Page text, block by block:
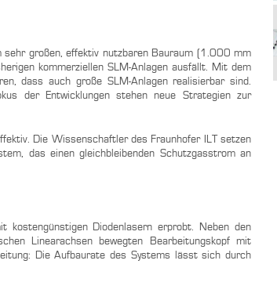
sehr großen, effektiv nutzbaren Bauraum (1.000 mm
kommerziellen SLM-Anlagen ausfällt. Mit dem
dass auch große SLM-Anlagen realisierbar sind.
der Entwicklungen stehen neue Strategien zur
Die Wissenschaftler des Fraunhofer ILT setzen
das einen gleichbleibenden Schutzgasstrom an
kostengünstigen Diodenlasern erprobt. Neben den
Linearachsen bewegten Bearbeitungskopf mit
Die Aufbaurate des Systems lässt sich durch